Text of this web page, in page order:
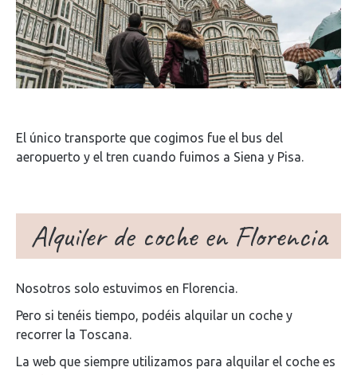
El único transporte que cogimos fue el bus del
aeropuerto y el tren cuando fuimos a Siena y Pisa.
Alquiler de coche en Florencia
Nosotros solo estuvimos en Florencia.
Pero si tenéis tiempo, podéis alquilar un coche y
recorrer la Toscana.
La web que siempre utilizamos para alquilar el coche es